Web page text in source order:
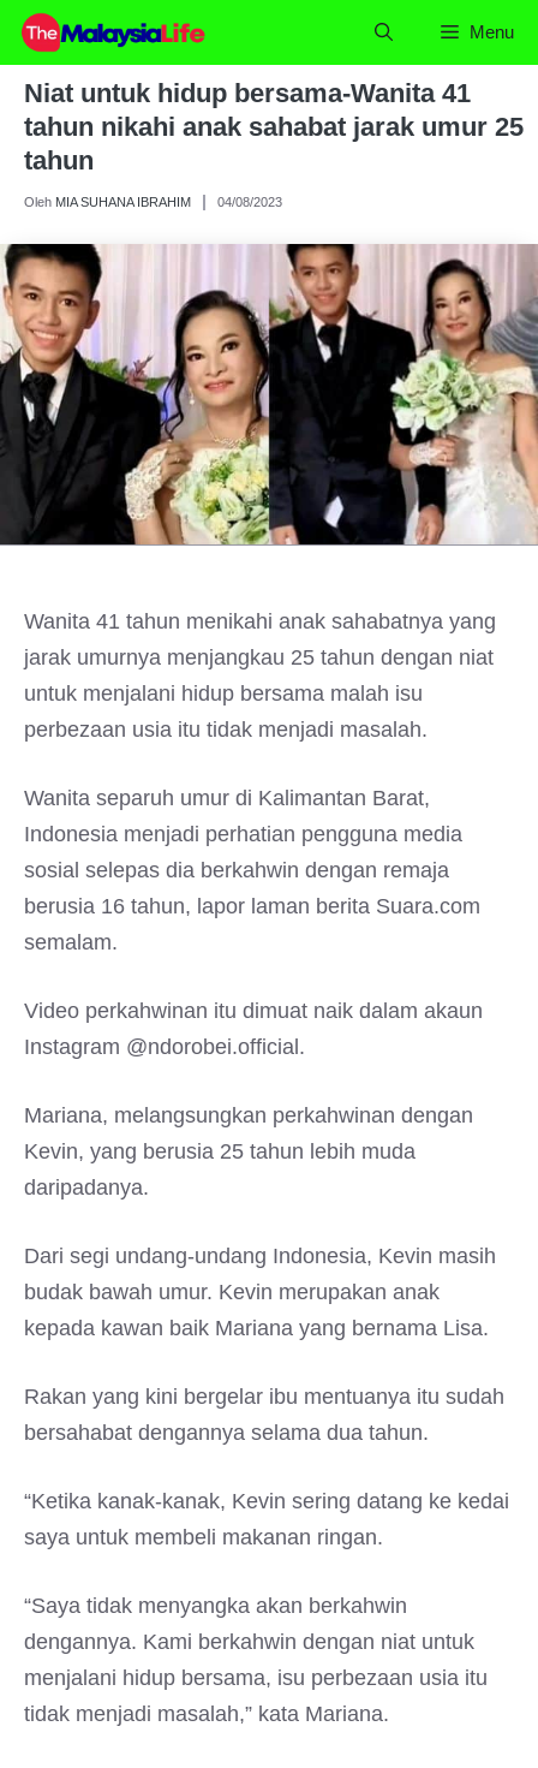
Skip
content
Menu
Niat untuk hidup bersama-Wanita 41
tahun nikahi anak sahabat jarak umur 25
tahun
Oleh MIA SUHANA IBRAHIM 04/08/2023
Wanita 41 tahun menikahi anak sahabatnya yang
jarak umurnya menjangkau 25 tahun dengan niat
untuk menjalani hidup bersama malah isu
perbezaan usia itu tidak menjadi masalah.
Wanita separuh umur di Kalimantan Barat,
Indonesia menjadi perhatian pengguna media
sosial selepas dia berkahwin dengan remaja
berusia 16 tahun, lapor laman berita Suara.com
semalam.
Video perkahwinan itu dimuat naik dalam akaun
Instagram @ndorobei.official.
Mariana, melangsungkan perkahwinan dengan
Kevin, yang berusia 25 tahun lebih muda
daripadanya.
Dari segi undang-undang Indonesia, Kevin masih
budak bawah umur. Kevin merupakan anak
kepada kawan baik Mariana yang bernama Lisa.
Rakan yang kini bergelar ibu mentuanya itu sudah
bersahabat dengannya selama dua tahun.
“Ketika kanak-kanak, Kevin sering datang ke kedai
saya untuk membeli makanan ringan.
“Saya tidak menyangka akan berkahwin
dengannya. Kami berkahwin dengan niat untuk
menjalani hidup bersama, isu perbezaan usia itu
tidak menjadi masalah,” kata Mariana.